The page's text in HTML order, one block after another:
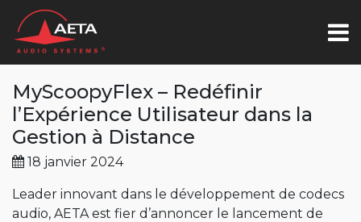
MyScoopyFlex – Redéfinir
l’Expérience Utilisateur dans la
Gestion à Distance
18 janvier 2024
Leader innovant dans le développement de codecs
audio, AETA est fier d’annoncer le lancement de